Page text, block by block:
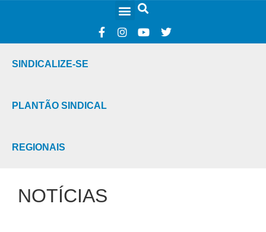
SINDICALIZE-SE
PLANTÃO SINDICAL
REGIONAIS
NOTÍCIAS